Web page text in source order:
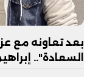
بعد تعاونه مع
السعادة"..